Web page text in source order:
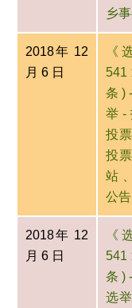
乡
2018年 12
月 6 日
《
541
条 )
举 -
投
投
站
公告
2018年 12
月 6 日
《
541
条 )
选